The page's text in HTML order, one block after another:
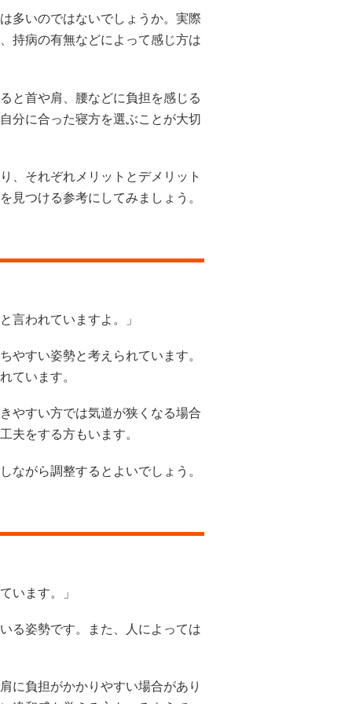
多いのではないでしょうか。実際
持病の有無などによって感じ方は
と首や肩、腰などに負担を感じる
分に合った寝方を選ぶことが大切
、それぞれメリットとデメリット
見つける参考にしてみましょう。
言われていますよ。」
やすい姿勢と考えられています。
ています。
やすい方では気道が狭くなる場合
夫をする方もいます。
ながら調整するとよいでしょう。
います。」
る姿勢です。また、人によっては
に負担がかかりやすい場合があり